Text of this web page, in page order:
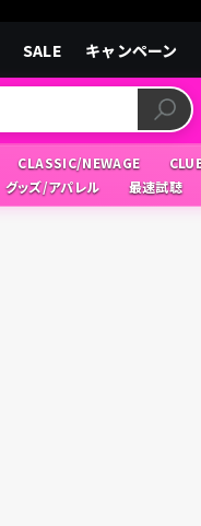
SALE キャンペーン
CLASSIC/NEWAGE
グッズ/アパレル 最速試聴